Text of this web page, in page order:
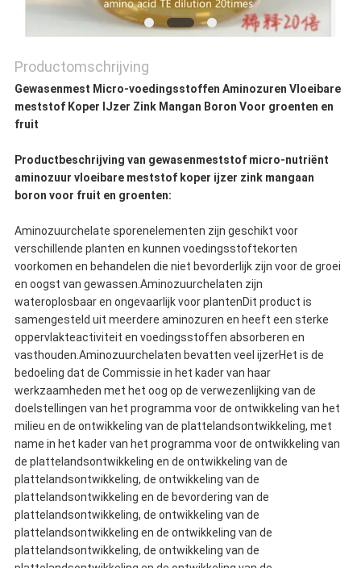
Productomschrijving
Gewasenmest Micro-voedingsstoffen Aminozuren Vloeibare
meststof Koper IJzer Zink Mangan Boron Voor groenten en
fruit
Productbeschrijving van gewasenmeststof micro-nutriënt
aminozuur vloeibare meststof koper ijzer zink mangaan
boron voor fruit en groenten:
Aminozuurchelate sporenelementen zijn geschikt voor
verschillende planten en kunnen voedingsstoftekorten
voorkomen en behandelen die niet bevorderlijk zijn voor de groei
en oogst van gewassen.Aminozuurchelaten zijn
wateroplosbaar en ongevaarlijk voor plantenDit product is
samengesteld uit meerdere aminozuren en heeft een sterke
oppervlakteactiviteit en voedingsstoffen absorberen en
vasthouden.Aminozuurchelaten bevatten veel ijzerHet is de
bedoeling dat de Commissie in het kader van haar
werkzaamheden met het oog op de verwezenlijking van de
doelstellingen van het programma voor de ontwikkeling van het
milieu en de ontwikkeling van de plattelandsontwikkeling, met
name in het kader van het programma voor de ontwikkeling van
de plattelandsontwikkeling en de ontwikkeling van de
plattelandsontwikkeling, de ontwikkeling van de
plattelandsontwikkeling en de bevordering van de
plattelandsontwikkeling, de ontwikkeling van de
plattelandsontwikkeling en de ontwikkeling van de
plattelandsontwikkeling, de ontwikkeling van de